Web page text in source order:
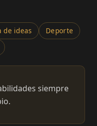
de ideas
Deporte
siempre